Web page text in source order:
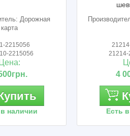
Производитель: ЗАО"Кардан"
21214-2201160-00
Купить
Есть в наличии